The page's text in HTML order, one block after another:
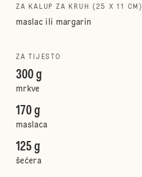
ZA KALUP ZA KRUH (25 X 11 CM)
maslac ili margarin
ZA TIJESTO
300 g
mrkve
170 g
maslaca
125 g
šećera